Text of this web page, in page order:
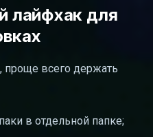
лайфхак для
проще всего держать
в отдельной папке;